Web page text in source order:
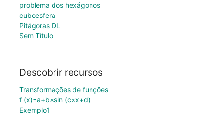
problema dos hexágonos
cuboesfera
Pitágoras DL
Sem Título
Descobrir recursos
Transformações de funções
f (x)=a+b×sin (c×x+d)
Exemplo1